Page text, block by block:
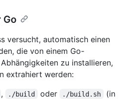
Go
versucht, automatisch einen
die von einem Go-
zu installieren,
extrahiert werden:
, ./build oder ./build.sh
(in